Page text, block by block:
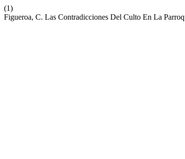
(1)
Figueroa, C. Las Contradicciones Del Culto En La